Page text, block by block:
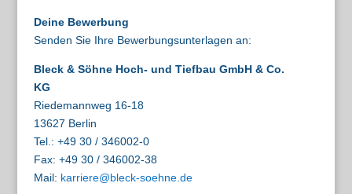
Deine Bewerbung
Senden Sie Ihre Bewerbungsunterlagen an:
Bleck & Söhne Hoch- und Tiefbau GmbH & Co.
KG
Riedemannweg 16-18
13627 Berlin
Tel.: +49 30 / 346002-0
Fax: +49 30 / 346002-38
Mail: karriere@bleck-soehne.de